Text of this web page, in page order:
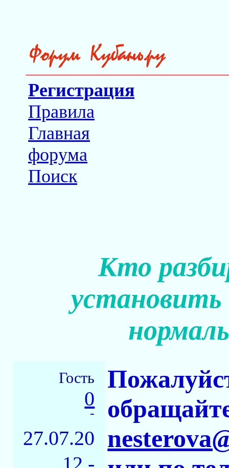
Регистрация
Правила
Главная
форума
Поиск
Кто
установить
Гость
0
-
27.07.20